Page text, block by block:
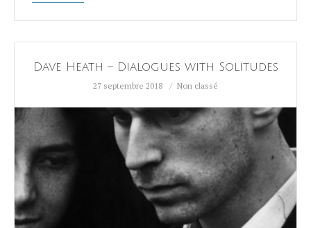
Dave Heath – Dialogues with Solitudes
27 septembre 2018 Non classé